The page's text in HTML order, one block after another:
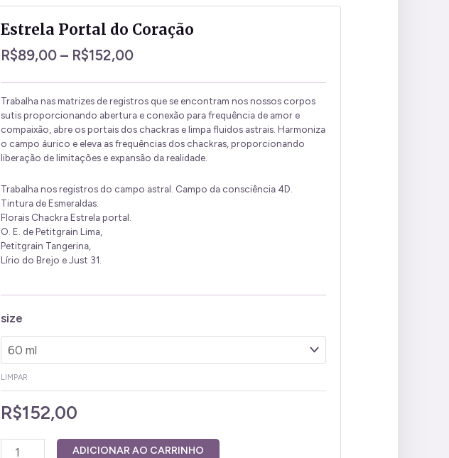
Estrela Portal do Coração
R$89,00 – R$152,00
Trabalha nas matrizes de registros que se encontram nos nossos corpos
sutis proporcionando abertura e conexão para frequência de amor e
compaixão, abre os portais dos chackras e limpa fluidos astrais. Harmoniza
o campo áurico e eleva as frequências dos chackras, proporcionando
liberação de limitações e expansão da realidade.
Trabalha nos registros do campo astral. Campo da consciência 4D.
Tintura de Esmeraldas.
Florais Chackra Estrela portal.
O. E. de Petitgrain Lima,
Petitgrain Tangerina,
Lírio do Brejo e Just 31.
size
LIMPAR
R$152,00
Estrela
Portal
do
Coração
quantidade
ADICIONAR AO CARRINHO